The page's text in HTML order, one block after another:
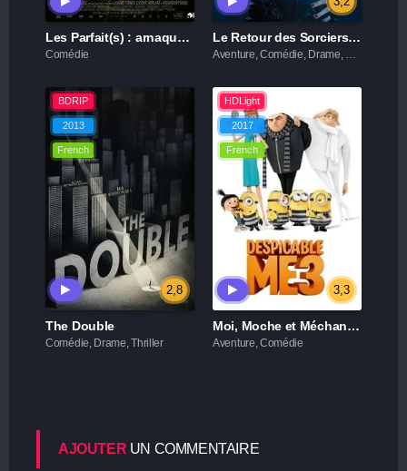
Les Parfait(s) : arnaques en famille
Comédie
Le Retour des Sorciers : Alex contre Alex
Aventure, Comédie, Drame, Famille, Fantastique
BDRIP
2013
French
2,8
The Double
Comédie, Drame, Thriller
HDLight
2017
French
3,3
Moi, Moche et Méchant 3
Aventure, Comédie
AJOUTER UN COMMENTAIRE